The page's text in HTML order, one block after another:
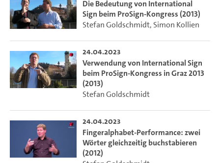
Die Bedeutung von International
Sign beim ProSign-Kongress (2013)
Stefan Goldschmidt, Simon Kollien
24.04.2023
Verwendung von International Sign
beim ProSign-Kongress in Graz 2013
(2013)
Stefan Goldschmidt
24.04.2023
Fingeralphabet-Performance: zwei
Wörter gleichzeitig buchstabieren
(2012)